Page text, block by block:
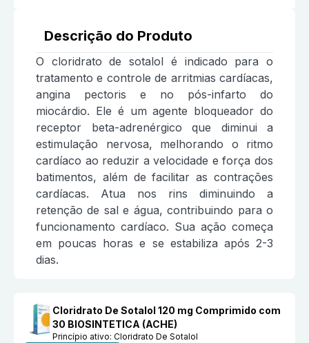
Descrição do Produto
O cloridrato de sotalol é indicado para o
tratamento e controle de arritmias cardíacas,
angina pectoris e no pós-infarto do
miocárdio. Ele é um agente bloqueador do
receptor beta-adrenérgico que diminui a
estimulação nervosa, melhorando o ritmo
cardíaco ao reduzir a velocidade e força dos
batimentos, além de facilitar as contrações
cardíacas. Atua nos rins diminuindo a
retenção de sal e água, contribuindo para o
funcionamento cardíaco. Sua ação começa
em poucas horas e se estabiliza após 2-3
dias.
Cloridrato De Sotalol 120 mg Comprimido com
30 BIOSINTETICA (ACHE)
Princípio ativo:Cloridrato De Sotalol